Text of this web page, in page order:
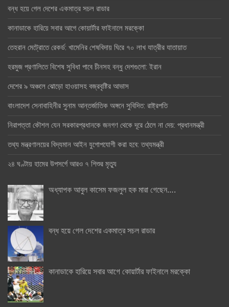
বন্ধ হয়ে গেল দেশের একমাত্র সচল রাডার
কানাডাকে হারিয়ে সবার আগে কোয়ার্টার ফাইনালে মরক্কো
তেহরান মেট্রোতে রেকর্ড: খামেনির শেষবিদায় ঘিরে ৭০ লাখ যাত্রীর যাতায়াত
হরমুজ প্রণালিতে বিশেষ সুবিধা পাবে চীনসহ বন্ধু দেশগুলো: ইরান
দেশের ৯ অঞ্চলে ঝোড়ো হাওয়াসহ বজ্রবৃষ্টির আভাস
বাংলাদেশ সেনাবাহিনীর সুনাম আন্তর্জাতিক অঙ্গনে সুবিদিত: রাষ্ট্রপতি
নিরাপত্তা কৌশল যেন সরকারপ্রধানকে জনগণ থেকে দূরে ঠেলে না দেয়: প্রধানমন্ত্রী
তথ্য মন্ত্রণালয়ের বিদ্যমান আইন যুগোপযোগী করা হবে: তথ্যমন্ত্রী
২৪ ঘণ্টায় হামের উপসর্গে আরও ৭ শিশুর মৃত্যু
অধ্যাপক আবুল কাসেম ফজলুল হক মারা গেছেন….
বন্ধ হয়ে গেল দেশের একমাত্র সচল রাডার
কানাডাকে হারিয়ে সবার আগে কোয়ার্টার ফাইনালে মরক্কো